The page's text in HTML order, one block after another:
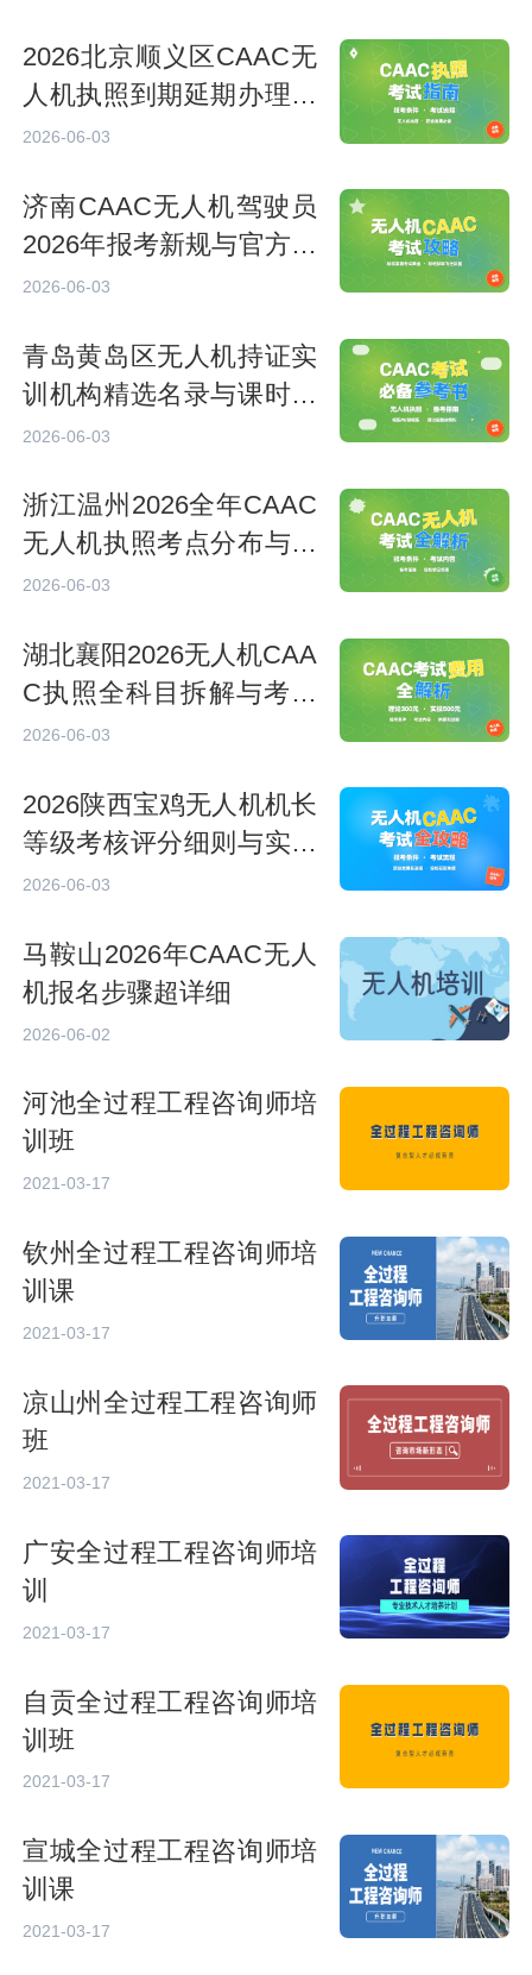
2026北京顺义区CAAC无
人机执照到期延期办理全
流程
2026-06-03
济南CAAC无人机驾驶员
2026年报考新规与官方报
名入口说明
2026-06-03
青岛黄岛区无人机持证实
训机构精选名录与课时收
费明细
2026-06-03
浙江温州2026全年CAAC
无人机执照考点分布与每
月开考计划
2026-06-03
湖北襄阳2026无人机CAA
C执照全科目拆解与考核
难易程度分析
2026-06-03
2026陕西宝鸡无人机机长
等级考核评分细则与实操
扣分标准
2026-06-03
马鞍山2026年CAAC无人
机报名步骤超详细
2026-06-02
河池全过程工程咨询师培
训班
2021-03-17
钦州全过程工程咨询师培
训课
2021-03-17
凉山州全过程工程咨询师
班
2021-03-17
广安全过程工程咨询师培
训
2021-03-17
自贡全过程工程咨询师培
训班
2021-03-17
宣城全过程工程咨询师培
训课
2021-03-17